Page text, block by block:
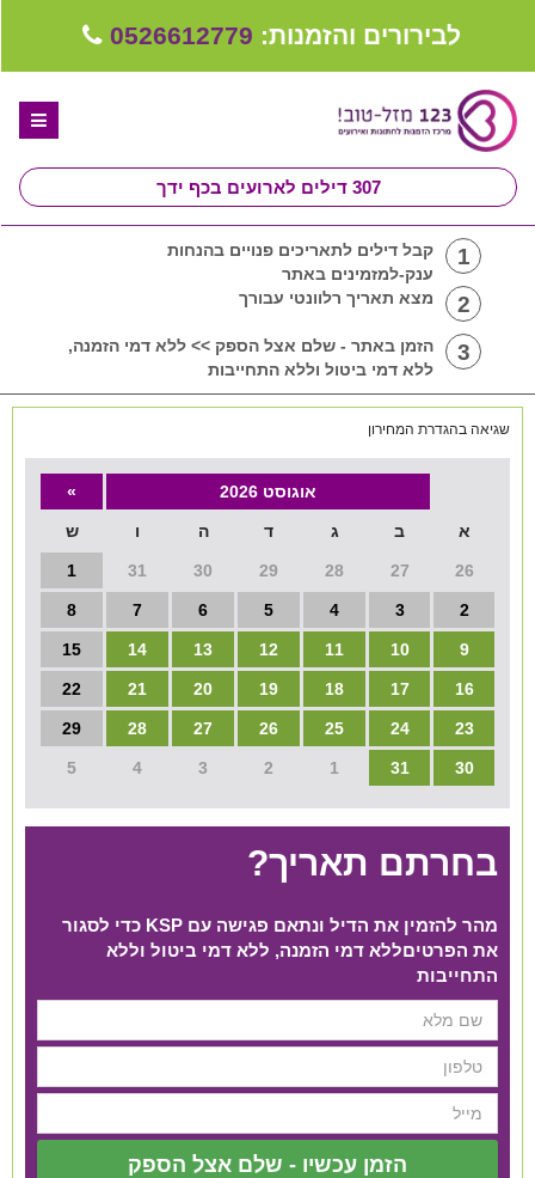
לבירורים והזמנות: 0526612779
307 דילים לארועים בכף ידך
ספקים לחתונה מומלצים
קבלו ייעוץ בחינם
קבוצת וואטסאפ-ספקים עונים LIVE
1
קבל דילים לתאריכים פנויים בהנחות
ענק-למזמינים באתר
2 מצא תאריך רלוונטי עבורך
3
הזמן באתר - שלם אצל הספק >> ללא דמי הזמנה,
ללא דמי ביטול וללא התחייבות
שגיאה בהגדרת המחירון
אוגוסט 2026 »
א ב ג ד ה ו ש
26
27
28
29
30
31
1
2
3
4
5
6
7
8
9
10
11
12
13
14
15
16
17
18
19
20
21
22
23
24
25
26
27
28
29
30
31
1
2
3
4
5
בחרתם תאריך?
מהר להזמין את הדיל ונתאם פגישה עם KSP כדי לסגור
את הפרטים​ ללא דמי הזמנה, ללא דמי ביטול וללא
התחייבות
הזמן עכשיו - שלם אצל הספק